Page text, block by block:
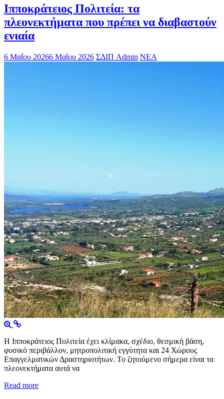
Ιπποκράτειος Πολιτεία: τα
πλεονεκτήματα που πρέπει να διαβαστούν
ενιαία
6 Μαΐου 20266 Μαΐου 2026 ΣΔΙΠ Admin ΝΕΑ
Η Ιπποκράτειος Πολιτεία έχει κλίμακα, σχέδιο, θεσμική βάση,
φυσικό περιβάλλον, μητροπολιτική εγγύτητα και 24 Χώρους
Επαγγελματικών Δραστηριοτήτων. Το ζητούμενο σήμερα είναι τα
πλεονεκτήματα αυτά να
Read more